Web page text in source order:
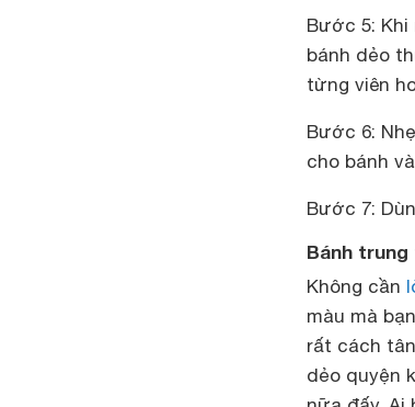
Bước 5:
bánh dẻo
từng viên
Bước 6:
cho bánh
Bước 7:
Bánh
Không cần
màu mà
rất cách
dẻo quyện